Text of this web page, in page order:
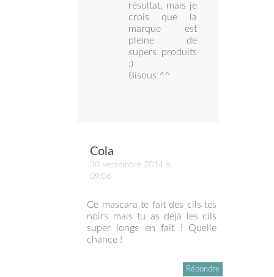
résultat, mais je
crois que la
marque est
pleine de
supers produits
:)
Bisous ^^
Cola
30 septembre 2014 à
09:06
Ce mascara te fait des cils tes
noirs mais tu as déjà les cils
super longs en fait ! Quelle
chance !
Répondre